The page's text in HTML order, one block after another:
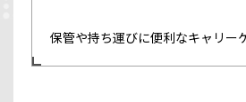
保管や持ち運びに便利なキャリー